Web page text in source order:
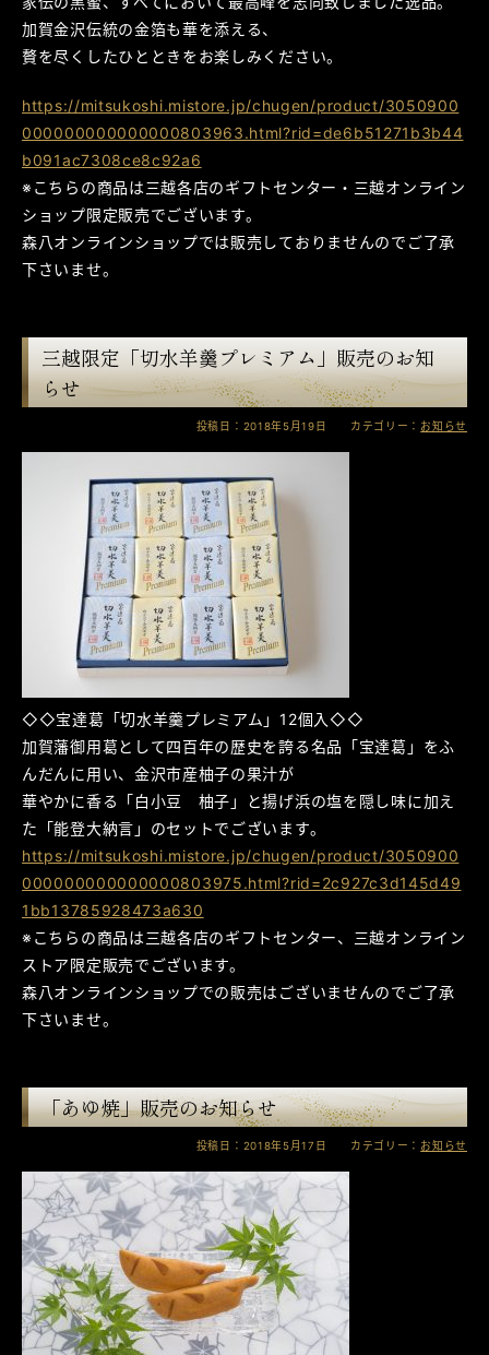
加賀金沢伝統の金箔も華を添える、
贅を尽くしたひとときをお楽しみください。
https://mitsukoshi.mistore.jp/chugen/product/3050900
000000000000000803963.html?rid=de6b51271b3b44
b091ac7308ce8c92a6
※こちらの商品は三越各店のギフトセンター・三越オンライン
ショップ限定販売でございます。
森八オンラインショップでは販売しておりませんのでご了承
下さいませ。
三越限定「切水羊羹プレミアム」販売のお知
らせ
投稿日：2018年5月19日 カテゴリー： お知らせ
◇◇宝達葛「切水羊羹プレミアム」12個入◇◇
加賀藩御用葛として四百年の歴史を誇る名品「宝達葛」をふ
んだんに用い、金沢市産柚子の果汁が
華やかに香る「白小豆 柚子」と揚げ浜の塩を隠し味に加え
た「能登大納言」のセットでございます。
https://mitsukoshi.mistore.jp/chugen/product/3050900
000000000000000803975.html?rid=2c927c3d145d49
1bb13785928473a630
※こちらの商品は三越各店のギフトセンター、三越オンライン
ストア限定販売でございます。
森八オンラインショップでの販売はございませんのでご了承
下さいませ。
「あゆ焼」販売のお知らせ
投稿日：2018年5月17日 カテゴリー： お知らせ